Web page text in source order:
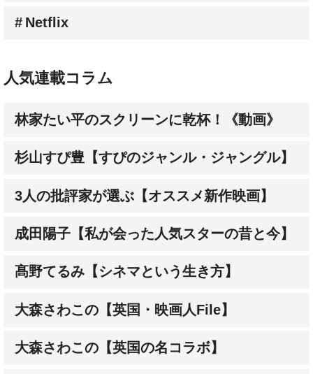
林家たい平のスクリーンに乾杯！《動画》
杉山すぴ豊【すぴのジャンル・ジャングル】
3人の批評家が選ぶ【オススメ新作映画】
成田陽子【私が会った人気スターの昔と今】
髙野てるみ【シネマという生き方】
大森さわこの【英国・映画人File】
大森さわこの【英国の名コラボ】
土屋敏男【映画とテレビの近未来日記】